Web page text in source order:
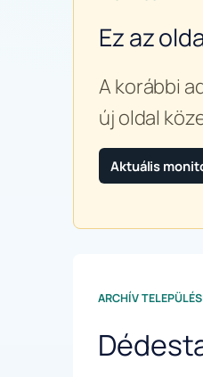
Ez az
A korábbi
új oldal
Aktuális
ARCHÍV